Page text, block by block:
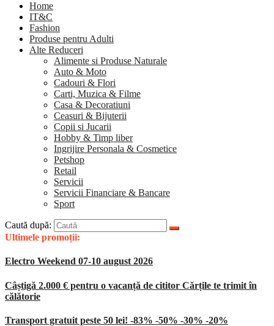
Home
IT&C
Fashion
Produse pentru Adulti
Alte Reduceri
Alimente si Produse Naturale
Auto & Moto
Cadouri & Flori
Carti, Muzica & Filme
Casa & Decoratiuni
Ceasuri & Bijuterii
Copii si Jucarii
Hobby & Timp liber
Ingrijire Personala & Cosmetice
Petshop
Retail
Servicii
Servicii Financiare & Bancare
Sport
Caută după:
Ultimele promoții:
Electro Weekend 07-10 august 2026
Câștigă 2.000 € pentru o vacanță de cititor Cărțile te trimit în
călătorie
Transport gratuit peste 50 lei! -83% -50% -30% -20%